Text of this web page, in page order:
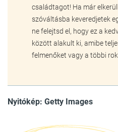
családtagot! Ha már
szóváltásba keveredjetek
ne felejtsd el, hogy ez a
között alakult ki, amibe
felmenőket vagy a többi
Nyitókép: Getty Images